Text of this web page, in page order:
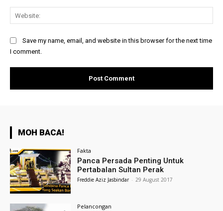
Save my name, email, and website in this browser for the next time
I comment.
MOH BACA!
Fakta
Panca Persada Penting Untuk
Pertabalan Sultan Perak
Freddie Aziz Jasbindar - 29 August 2017
Pelancongan